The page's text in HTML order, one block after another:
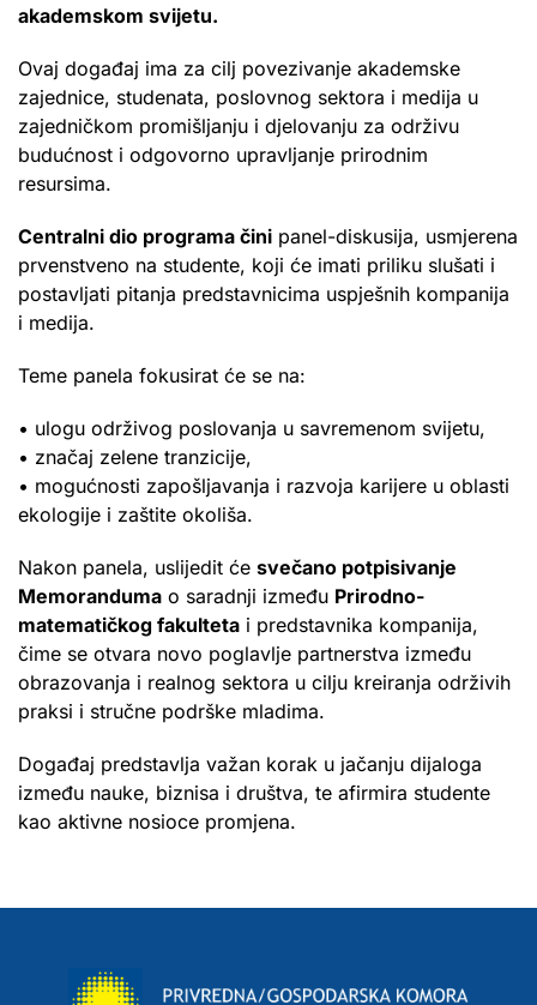
akademskom svijetu.
Ovaj događaj ima za cilj povezivanje akademske
zajednice, studenata, poslovnog sektora i medija u
zajedničkom promišljanju i djelovanju za održivu
budućnost i odgovorno upravljanje prirodnim
resursima.
Centralni dio programa čini panel-diskusija, usmjerena
prvenstveno na studente, koji će imati priliku slušati i
postavljati pitanja predstavnicima uspješnih kompanija
i medija.
Teme panela fokusirat će se na:
• ulogu održivog poslovanja u savremenom svijetu,
• značaj zelene tranzicije,
• mogućnosti zapošljavanja i razvoja karijere u oblasti
ekologije i zaštite okoliša.
Nakon panela, uslijedit će svečano potpisivanje
Memoranduma o saradnji između Prirodno-
matematičkog fakulteta i predstavnika kompanija,
čime se otvara novo poglavlje partnerstva između
obrazovanja i realnog sektora u cilju kreiranja održivih
praksi i stručne podrške mladima.
Događaj predstavlja važan korak u jačanju dijaloga
između nauke, biznisa i društva, te afirmira studente
kao aktivne nosioce promjena.